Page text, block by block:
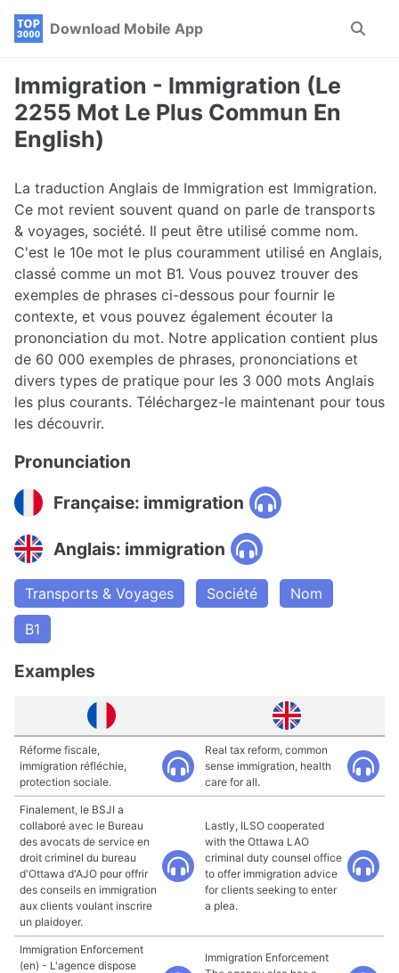
Skip
navigation
Skip
Skip
Download Mobile App
Toggle
Immigration - Immigration (Le
2255 Mot Le Plus Commun En
English)
La traduction Anglais de Immigration est Immigration.
Ce mot revient souvent quand on parle de transports
& voyages, société. Il peut être utilisé comme nom.
C'est le 10e mot le plus couramment utilisé en Anglais,
classé comme un mot B1. Vous pouvez trouver des
exemples de phrases ci-dessous pour fournir le
contexte, et vous pouvez également écouter la
prononciation du mot. Notre application contient plus
de 60 000 exemples de phrases, prononciations et
divers types de pratique pour les 3 000 mots Anglais
les plus courants. Téléchargez-le maintenant pour tous
les découvrir.
Pronunciation
Française: immigration
Anglais: immigration
Transports & Voyages Société
Nom
B1
Examples
Réforme fiscale,
immigration réfléchie,
protection sociale.
Real tax reform, common
sense immigration, health
care for all.
Finalement, le BSJI a
collaboré avec le Bureau
des avocats de service en
droit criminel du bureau
d'Ottawa d'AJO pour offrir
des conseils en immigration
aux clients voulant inscrire
un plaidoyer.
Lastly, ILSO cooperated
with the Ottawa LAO
criminal duty counsel office
to offer immigration advice
for clients seeking to enter
a plea.
Immigration Enforcement
(en) - L'agence dispose
Immigration Enforcement